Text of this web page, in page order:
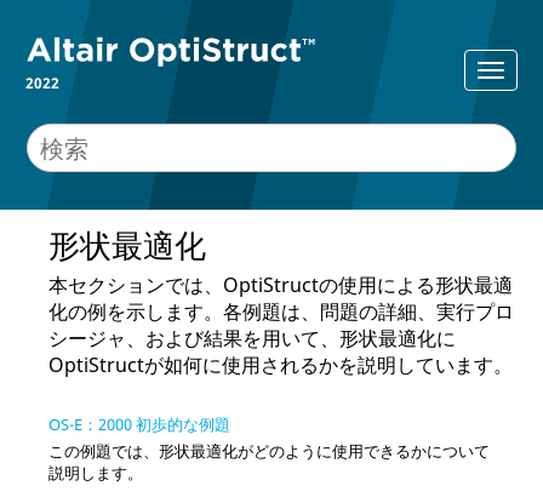
2022
形状最適化
本セクションでは、 OptiStructの使用による形状最適
化の例を示します。各例題は、問題の詳細、実行プロ
シージャ、および結果を用いて、形状最適化に
OptiStructが如何に使用されるかを説明しています。
OS-E：2000 初歩的な例題
この例題では、形状最適化がどのように使用できるかについて
説明します。